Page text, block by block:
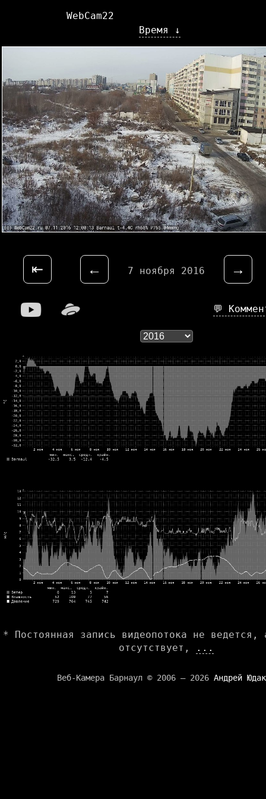
Время ↓
WebCam22
⇤ ← 7 ноября 2016 →
💬
* Постоянная запись видеопотока не ведется,
отсутствует,
...
Веб-Камера Барнаул © 2006 — 2026 Андрей